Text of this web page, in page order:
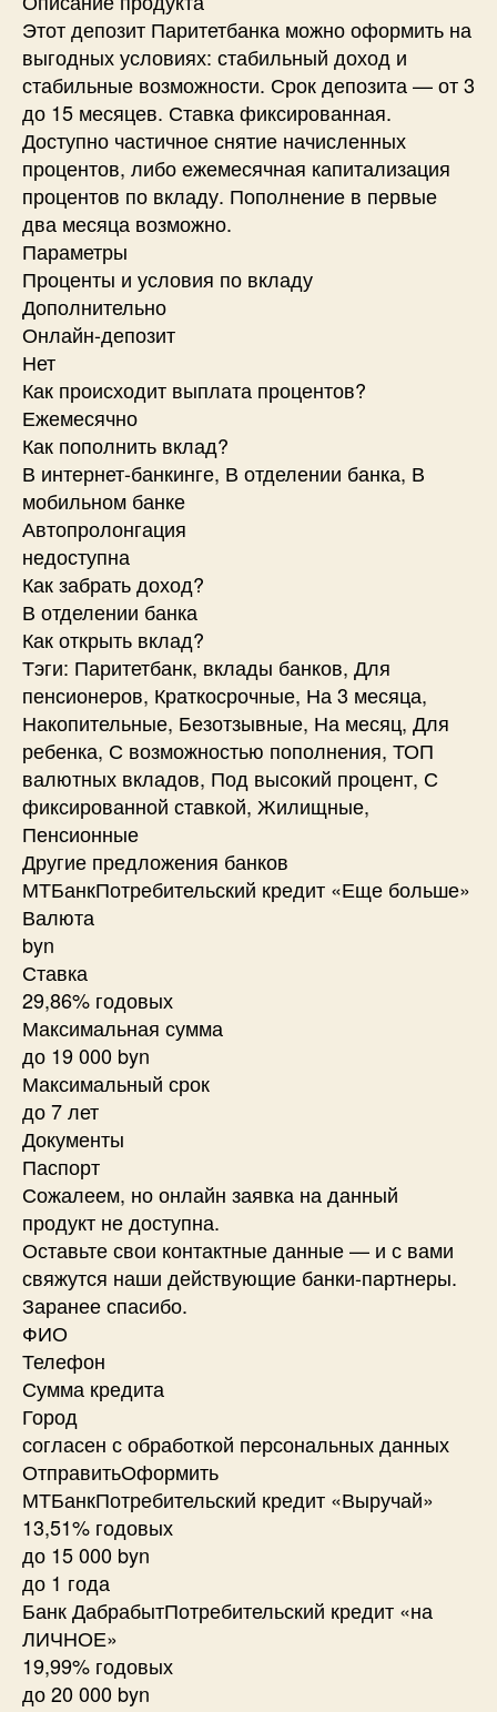
Этот депозит Паритетбанка можно оформить на
выгодных условиях: стабильный доход и
стабильные возможности. Срок депозита — от 3
до 15 месяцев. Ставка фиксированная.
Доступно частичное снятие начисленных
процентов, либо ежемесячная капитализация
процентов по вкладу. Пополнение в первые
два месяца возможно.
Параметры
Проценты и условия по вкладу
Дополнительно
Онлайн-депозит
Нет
Как происходит выплата процентов?
Ежемесячно
Как пополнить вклад?
В интернет-банкинге, В отделении банка, В
мобильном банке
Автопролонгация
недоступна
Как забрать доход?
В отделении банка
Как открыть вклад?
Тэги: Паритетбанк, вклады банков, Для
пенсионеров, Краткосрочные, На 3 месяца,
Накопительные, Безотзывные, На месяц, Для
ребенка, С возможностью пополнения, ТОП
валютных вкладов, Под высокий процент, С
фиксированной ставкой, Жилищные,
Пенсионные
Другие предложения банков
МТБанкПотребительский кредит «Еще больше»
Валюта
byn
Ставка
29,86% годовых
Максимальная сумма
до 19 000 byn
Максимальный срок
до 7 лет
Документы
Паспорт
Сожалеем, но онлайн заявка на данный
продукт не доступна.
Оставьте свои контактные данные — и с вами
свяжутся наши действующие банки-партнеры.
Заранее спасибо.
ФИО
Телефон
Сумма кредита
Город
согласен с обработкой персональных данных
ОтправитьОформить
МТБанкПотребительский кредит «Выручай»
13,51% годовых
до 15 000 byn
до 1 года
Банк ДабрабытПотребительский кредит «на
ЛИЧНОЕ»
19,99% годовых
до 20 000 byn